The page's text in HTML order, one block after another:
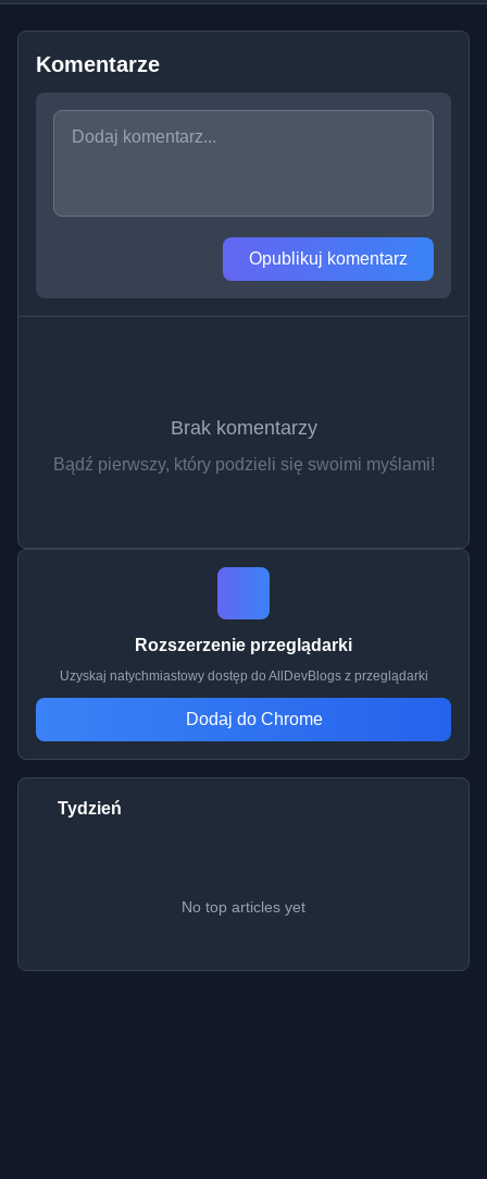
Komentarze
Opublikuj komentarz
Brak komentarzy
Bądź pierwszy, który podzieli się swoimi myślami!
Rozszerzenie przeglądarki
Uzyskaj natychmiastowy dostęp do AllDevBlogs z przeglądarki
Dodaj do Chrome
Tydzień
No top articles yet